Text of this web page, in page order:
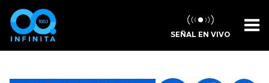
SEÑAL EN VIVO